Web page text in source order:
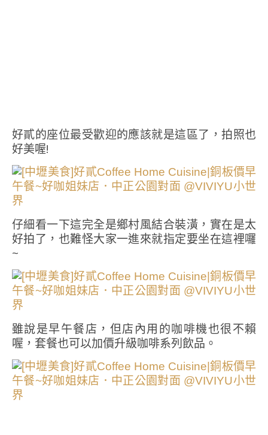
好貳的座位最受歡迎的應該就是這區了，拍照也
好美喔!
仔細看一下這完全是鄉村風結合裝潢，實在是太
好拍了，也難怪大家一進來就指定要坐在這裡囉
~
雖說是早午餐店，但店內用的咖啡機也很不賴
喔，套餐也可以加價升級咖啡系列飲品。